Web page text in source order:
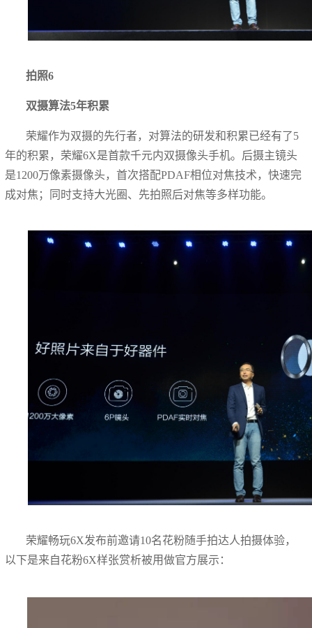
拍照6
双摄算法5年积累
荣耀作为双摄的先行者，对算法的研发和积累已经有了5
年的积累，荣耀6X是首款千元内双摄像头手机。后摄主镜头
是1200万像素摄像头，首次搭配PDAF相位对焦技术，快速完
成对焦；同时支持大光圈、先拍照后对焦等多样功能。
荣耀畅玩6X发布前邀请10名花粉随手拍达人拍摄体验，
以下是来自花粉6X样张赏析被用做官方展示：